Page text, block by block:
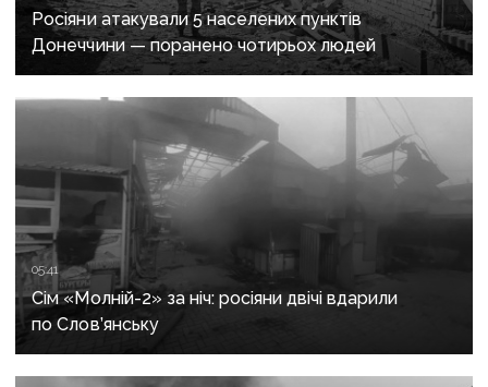
Росіяни атакували 5 населених пунктів
Донеччини — поранено чотирьох людей
05:41
Сім «Молній-2» за ніч: росіяни двічі вдарили
по Слов’янську